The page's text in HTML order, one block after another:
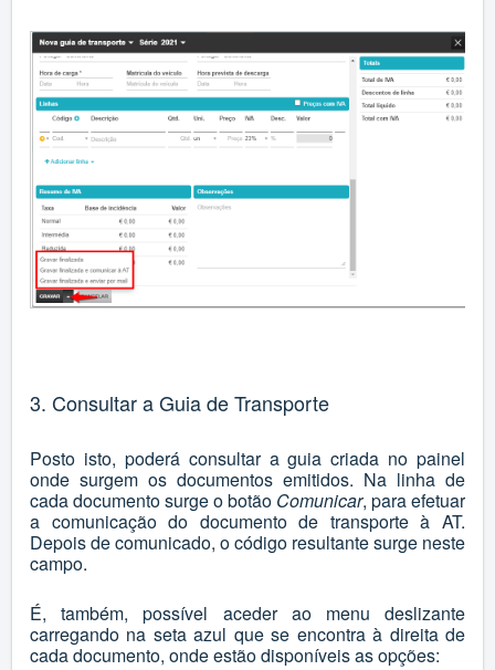
3. Consultar a Guia de Transporte
Posto isto, poderá consultar a guia criada no painel
onde surgem os documentos emitidos. Na linha de
cada documento surge o botão Comunicar, para efetuar
a comunicação do documento de transporte à AT.
Depois de comunicado, o código resultante surge neste
campo.
É, também, possível aceder ao menu deslizante
carregando na seta azul que se encontra à direita de
cada documento, onde estão disponíveis as opções: